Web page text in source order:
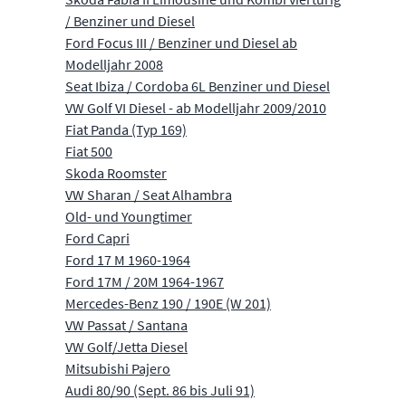
/ Benziner und Diesel
Ford Focus III / Benziner und Diesel ab
Modelljahr 2008
Seat Ibiza / Cordoba 6L Benziner und Diesel
VW Golf VI Diesel - ab Modelljahr 2009/2010
Fiat Panda (Typ 169)
Fiat 500
Skoda Roomster
VW Sharan / Seat Alhambra
Old- und Youngtimer
Ford Capri
Ford 17 M 1960-1964
Ford 17M / 20M 1964-1967
Mercedes-Benz 190 / 190E (W 201)
VW Passat / Santana
VW Golf/Jetta Diesel
Mitsubishi Pajero
Audi 80/90 (Sept. 86 bis Juli 91)